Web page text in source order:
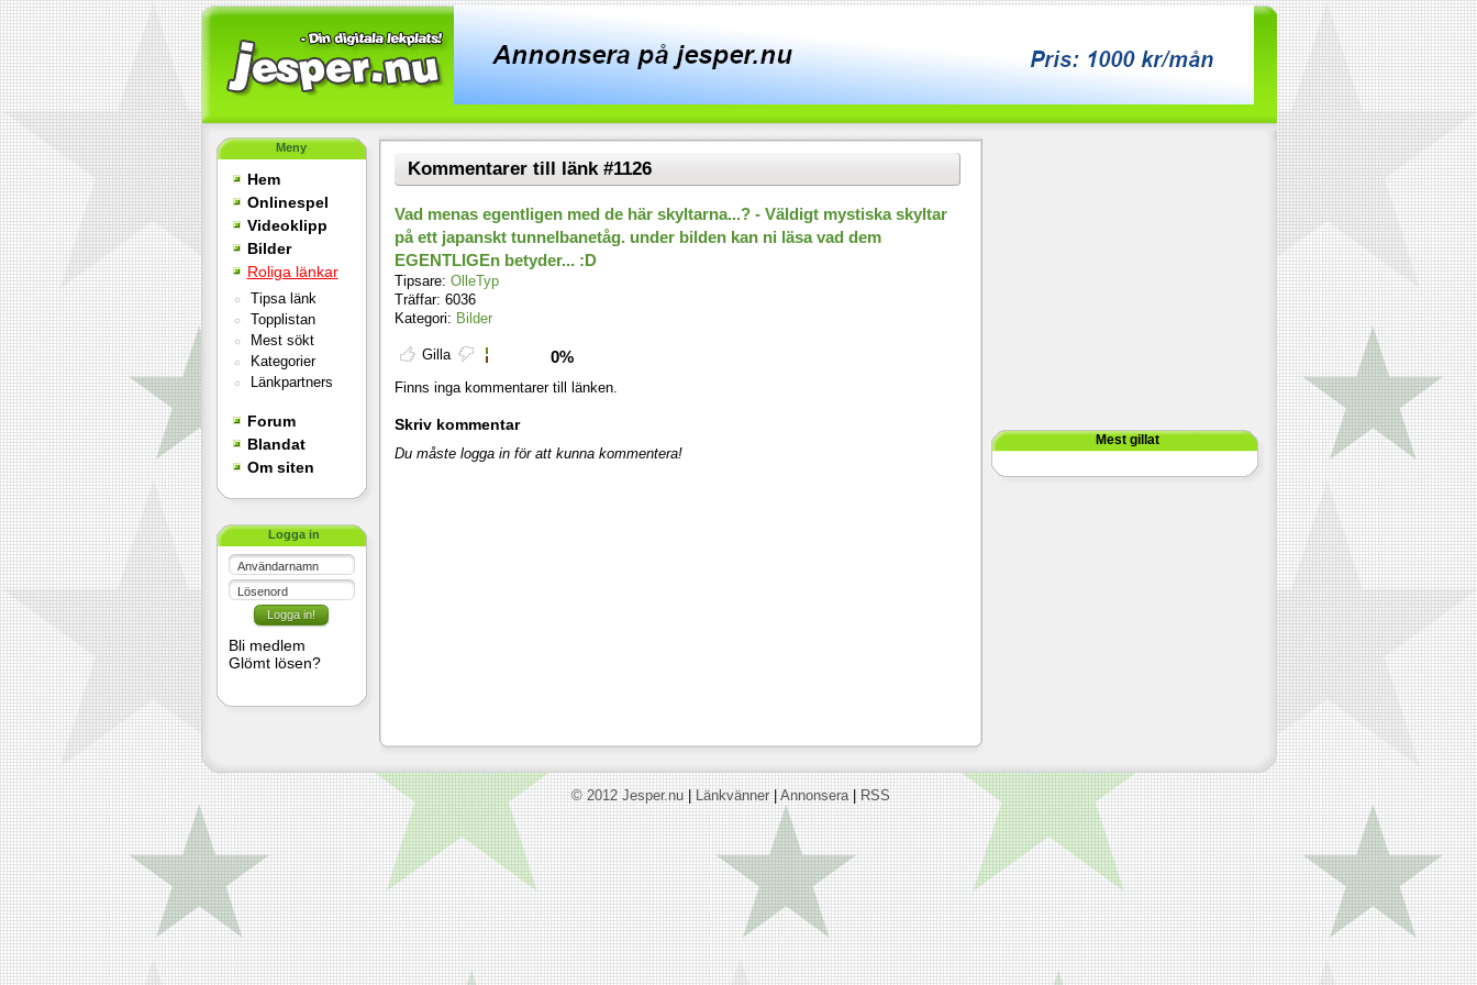
Meny
Hem
Onlinespel
Videoklipp
Bilder
Roliga länkar
Tipsa länk
Topplistan
Mest sökt
Kategorier
Länkpartners
Forum
Blandat
Om siten
Logga in
Användarnamn
Lösenord
Bli medlem
Glömt lösen?
Kommentarer till länk #1126
Vad menas egentligen med de här skyltarna...? - Väldigt mystiska skyltar
på ett japanskt tunnelbanetåg. under bilden kan ni läsa vad dem
EGENTLIGEn betyder... :D
Tipsare: OlleTyp
Träffar: 6036
Kategori: Bilder
Gilla 0%
Finns inga kommentarer till länken.
Skriv kommentar
Du måste logga in för att kunna kommentera!
Mest gillat
© 2012 Jesper.nu|Länkvänner|Annonsera|RSS